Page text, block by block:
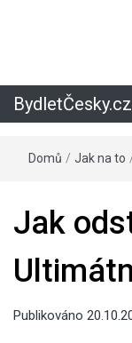
BydletČesky.cz
Domů / Jak na to
Jak
Publikováno